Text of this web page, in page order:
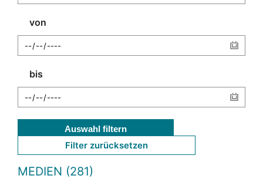
von
bis
Auswahl filtern
Filter zurücksetzen
MEDIEN (281)